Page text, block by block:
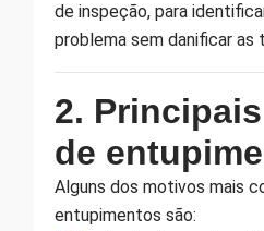
de inspeção, para
problema sem danificar as
2.
de
Alguns dos motivos mais
entupimentos são: